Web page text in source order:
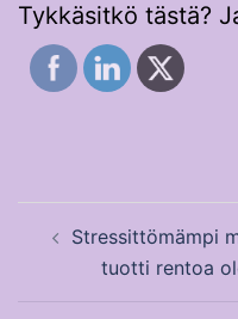
Tykkäsitkö tästä?
navigation
Stressittömämpi
tuotti rentoa